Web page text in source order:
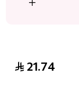
21.74